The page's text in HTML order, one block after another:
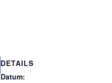
DETAILS
Datum: